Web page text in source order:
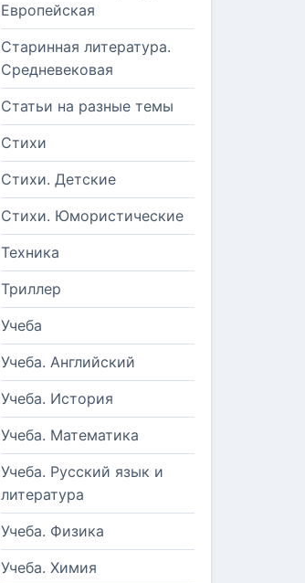
Европейская
Старинная литература.
Средневековая
Статьи на разные темы
Стихи
Стихи. Детские
Стихи. Юмористические
Техника
Триллер
Учеба
Учеба. Английский
Учеба. История
Учеба. Математика
Учеба. Русский язык и
литература
Учеба. Физика
Учеба. Химия